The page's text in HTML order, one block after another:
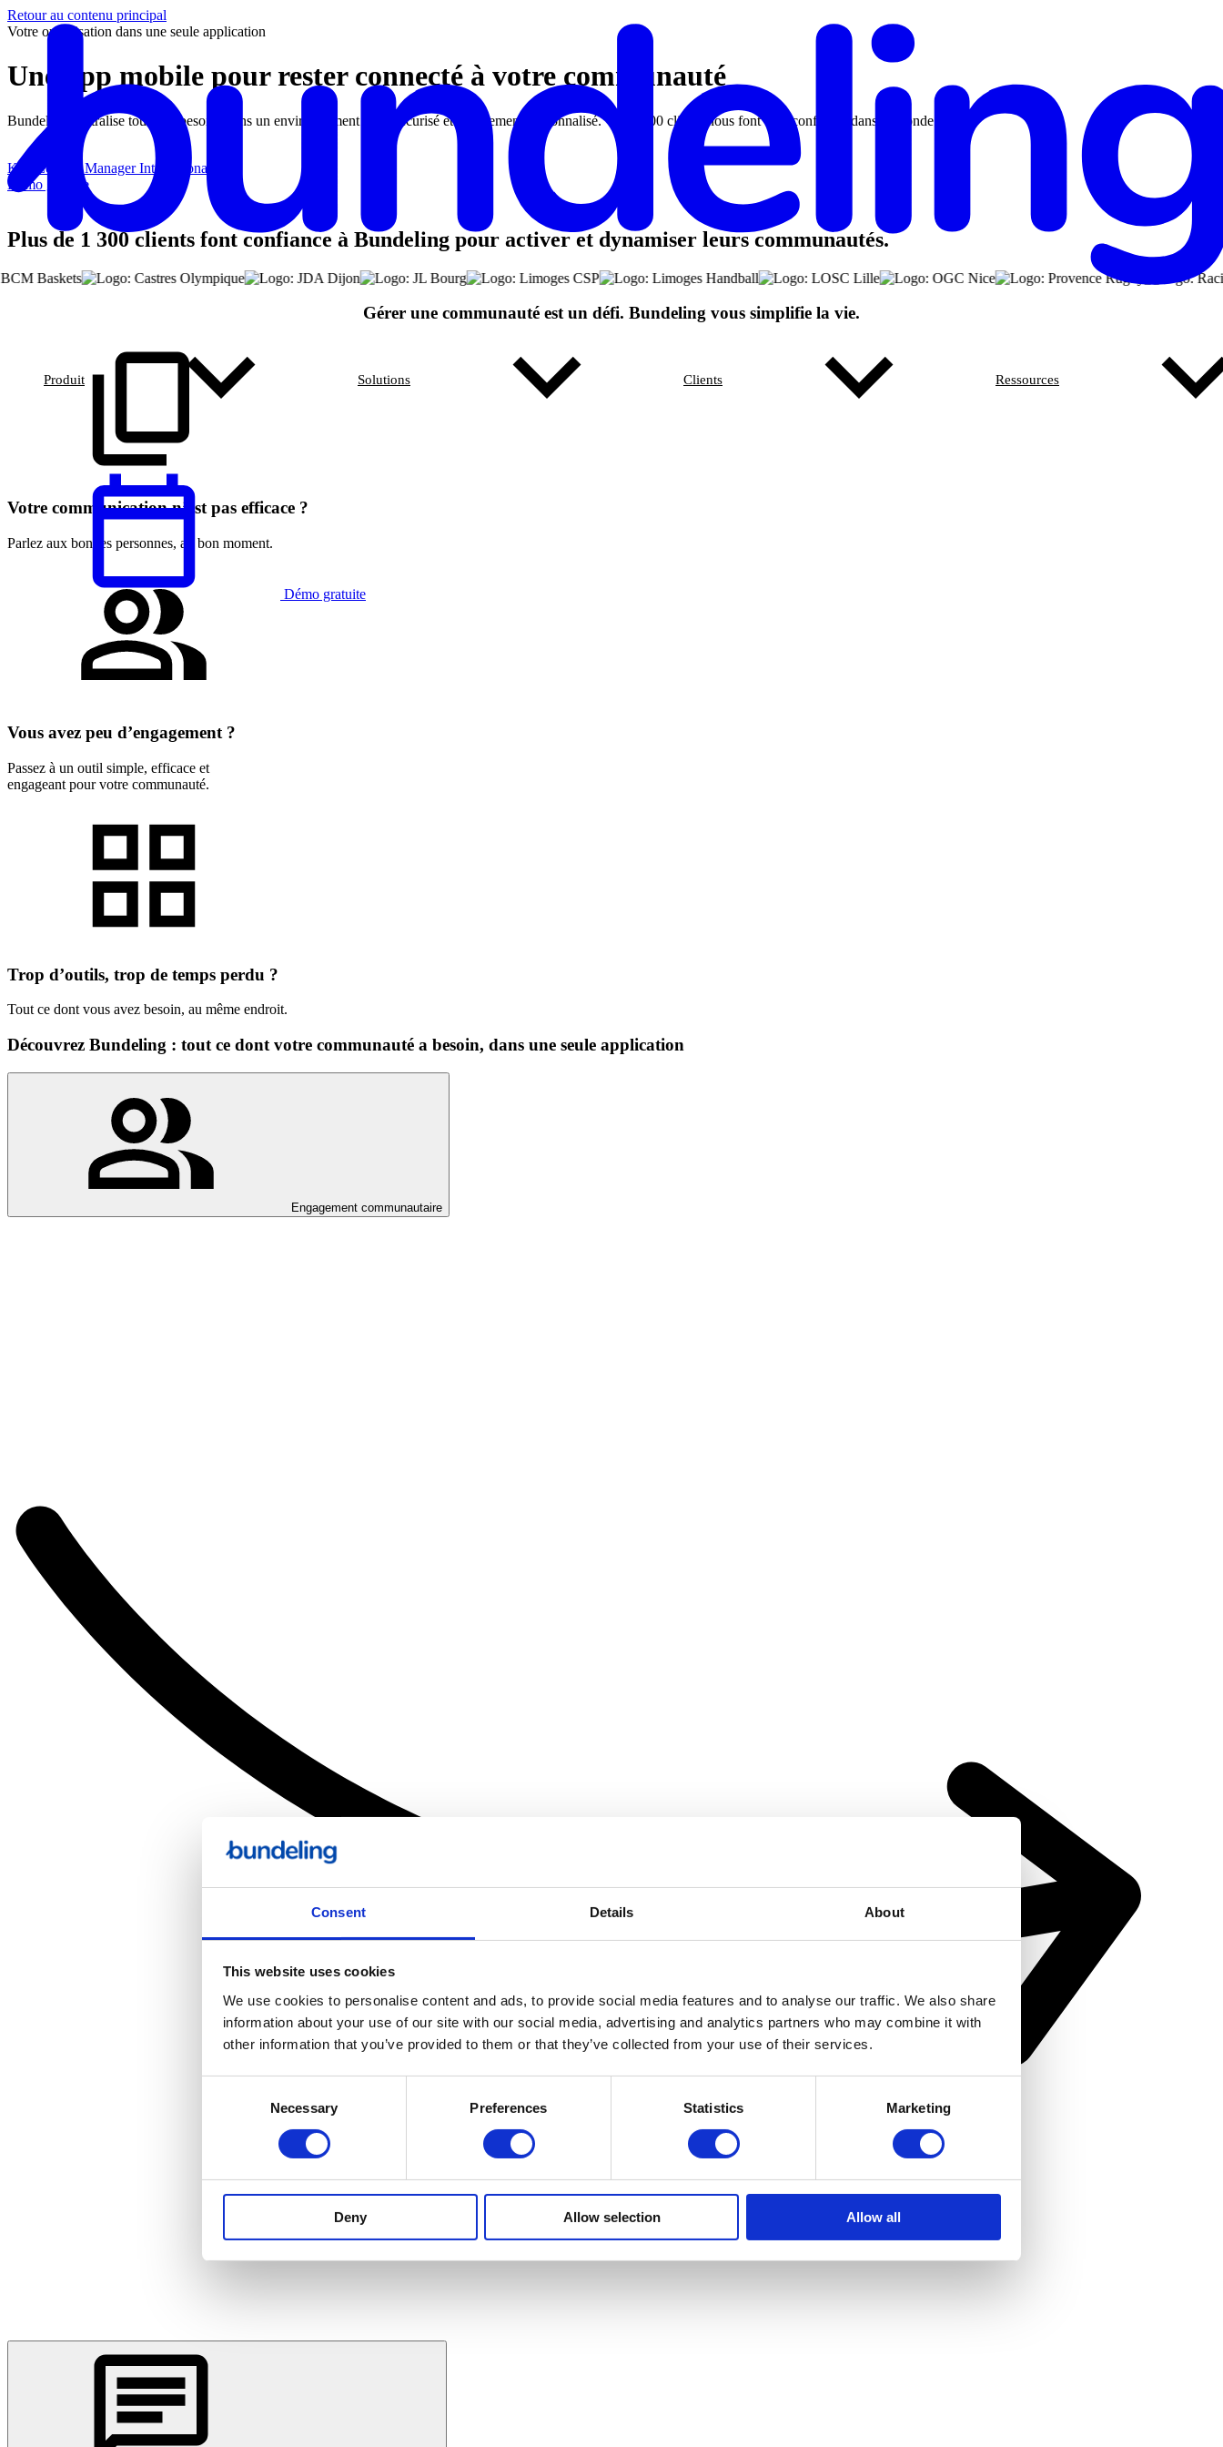
Consent Details About
This website uses cookies
We use cookies to personalise content and ads, to provide social media features and to analyse our traffic. We also share
information about your use of our site with our social media, advertising and analytics partners who may combine it with
other information that you’ve provided to them or that they’ve collected from your use of their services.
Necessary Preferences Statistics Marketing
Deny Allow selection Allow all
Retour au contenu principal
Produit Solutions Clients Ressources
Démo gratuite
Votre organisation dans une seule application
Une app mobile pour rester connecté à votre communauté
Bundeling centralise tous vos besoins dans un environnement clair, sécurisé et entièrement personnalisé. + de 1300 clients nous font déjà confiance dans le monde.
Karl Lefranc
Manager International
Démo gratuite
Plus de 1 300 clients font confiance à Bundeling pour activer et dynamiser leurs communautés.
Gérer une communauté est un défi. Bundeling vous simplifie la vie.
Votre communication n’est pas efficace ?
Parlez aux bonnes personnes, au bon moment.
Vous avez peu d’engagement ?
Passez à un outil simple, efficace et
engageant pour votre communauté.
Trop d’outils, trop de temps perdu ?
Tout ce dont vous avez besoin, au même endroit.
Découvrez Bundeling : tout ce dont votre communauté a besoin, dans une seule application
Engagement communautaire